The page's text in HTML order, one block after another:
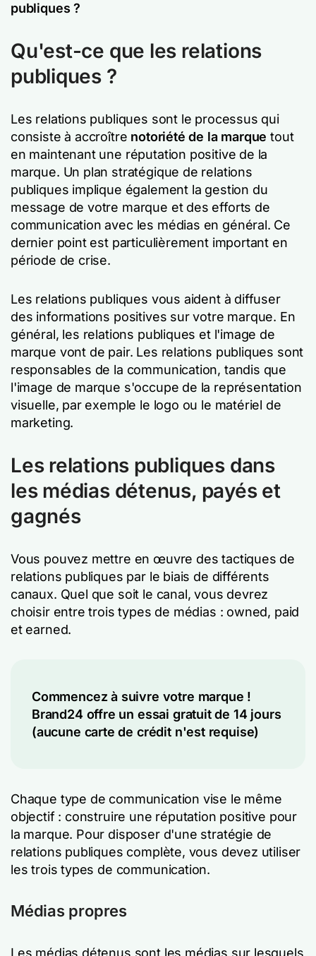
publiques ?
Qu'est-ce que les relations
publiques ?
Les relations publiques sont le processus qui
consiste à accroître notoriété de la marque tout
en maintenant une réputation positive de la
marque. Un plan stratégique de relations
publiques implique également la gestion du
message de votre marque et des efforts de
communication avec les médias en général. Ce
dernier point est particulièrement important en
période de crise.
Les relations publiques vous aident à diffuser
des informations positives sur votre marque. En
général, les relations publiques et l'image de
marque vont de pair. Les relations publiques sont
responsables de la communication, tandis que
l'image de marque s'occupe de la représentation
visuelle, par exemple le logo ou le matériel de
marketing.
Les relations publiques dans
les médias détenus, payés et
gagnés
Vous pouvez mettre en œuvre des tactiques de
relations publiques par le biais de différents
canaux. Quel que soit le canal, vous devrez
choisir entre trois types de médias : owned, paid
et earned.
Commencez à suivre votre marque !
Brand24 offre un essai gratuit de 14 jours
(aucune carte de crédit n'est requise)
Chaque type de communication vise le même
objectif : construire une réputation positive pour
la marque. Pour disposer d'une stratégie de
relations publiques complète, vous devez utiliser
les trois types de communication.
Médias propres
Les médias détenus sont les médias sur lesquels